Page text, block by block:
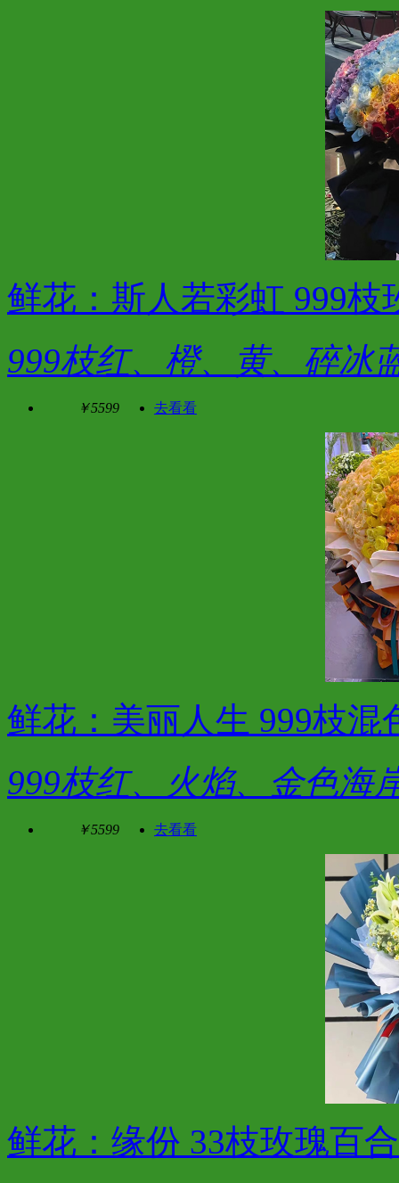
鲜花：斯人若彩虹 999枝
999枝红、橙、黄、碎冰
￥5599 去看看
鲜花：美丽人生 999枝混
999枝红、火焰、金色海
￥5599 去看看
鲜花：缘份 33枝玫瑰百合